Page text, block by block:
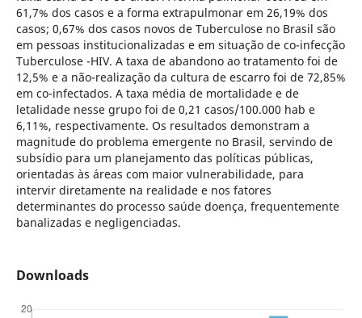
61,7% dos casos e a forma extrapulmonar em 26,19% dos
casos; 0,67% dos casos novos de Tuberculose no Brasil são
em pessoas institucionalizadas e em situação de co-infecção
Tuberculose -HIV. A taxa de abandono ao tratamento foi de
12,5% e a não-realização da cultura de escarro foi de 72,85%
em co-infectados. A taxa média de mortalidade e de
letalidade nesse grupo foi de 0,21 casos/100.000 hab e
6,11%, respectivamente. Os resultados demonstram a
magnitude do problema emergente no Brasil, servindo de
subsídio para um planejamento das políticas públicas,
orientadas às áreas com maior vulnerabilidade, para
intervir diretamente na realidade e nos fatores
determinantes do processo saúde doença, frequentemente
banalizadas e negligenciadas.
Downloads